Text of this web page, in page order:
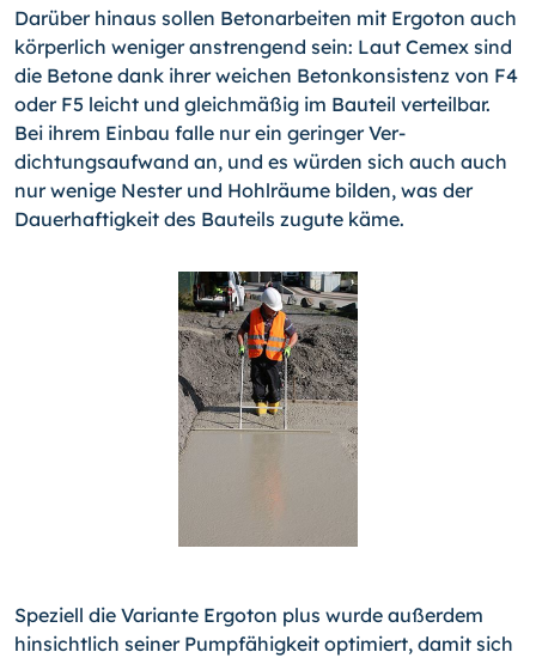
Darüber hinaus sollen Betonarbeiten mit Ergoton auch
körperlich weniger anstrengend sein: Laut Cemex sind
die Betone dank ihrer weichen Betonkonsistenz von F4
oder F5 leicht und gleichmäßig im Bauteil verteilbar.
Bei ihrem Einbau falle nur ein geringer Ver­
dichtungsaufwand an, und es würden sich auch auch
nur wenige Nester und Hohlräu­me bilden, was der
Dauerhaftigkeit des Bauteils zugute käme.
Speziell die Variante Ergoton plus wurde außerdem
hinsicht­lich seiner Pumpfähigkeit optimiert, damit sich